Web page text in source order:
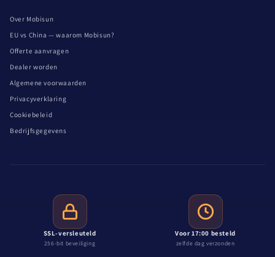
Over Mobisun
EU vs China — waarom Mobisun?
Offerte aanvragen
Dealer worden
Algemene voorwaarden
Privacyverklaring
Cookiebeleid
Bedrijfsgegevens
SSL-versleuteld
256-bit beveiliging
Voor 17:00 besteld
zelfde dag verzonden